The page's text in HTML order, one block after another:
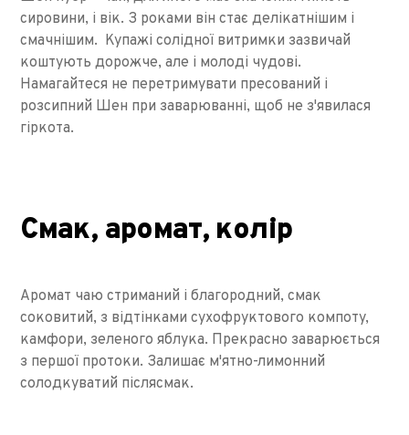
сировини, і вік. З роками він стає делікатнішим і
смачнішим. Купажі солідної витримки зазвичай
коштують дорожче, але і молоді чудові.
Намагайтеся не перетримувати пресований і
розсипний Шен при заварюванні, щоб не з'явилася
гіркота.
Смак, аромат, колір
Аромат чаю стриманий і благородний, смак
соковитий, з відтінками сухофруктового компоту,
камфори, зеленого яблука. Прекрасно заварюється
з першої протоки. Залишає м'ятно-лимонний
солодкуватий післясмак.